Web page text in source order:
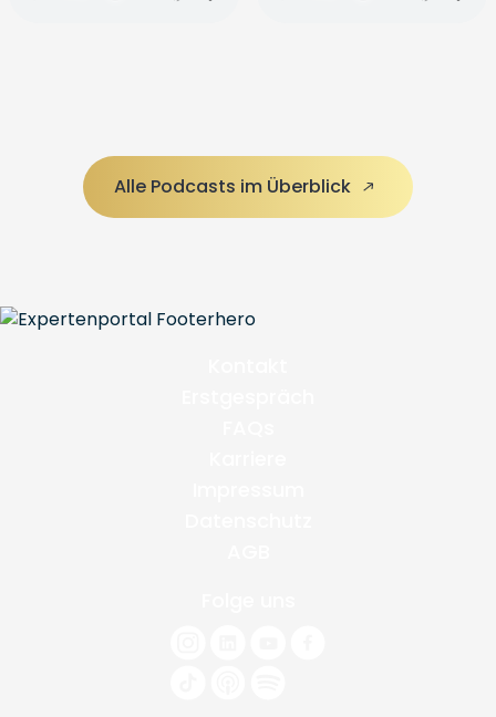
Alle Podcasts im Überblick